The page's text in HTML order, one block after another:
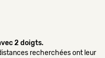
2 doigts.
recherchées ont leur